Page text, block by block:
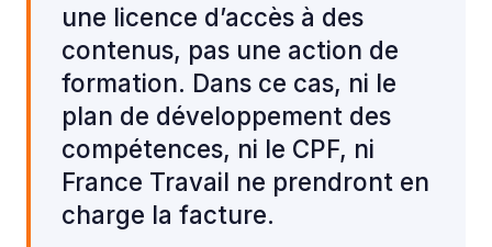
une licence d’accès à des
contenus, pas une action de
formation. Dans ce cas, ni le
plan de développement des
compétences, ni le CPF, ni
France Travail ne prendront en
charge la facture.